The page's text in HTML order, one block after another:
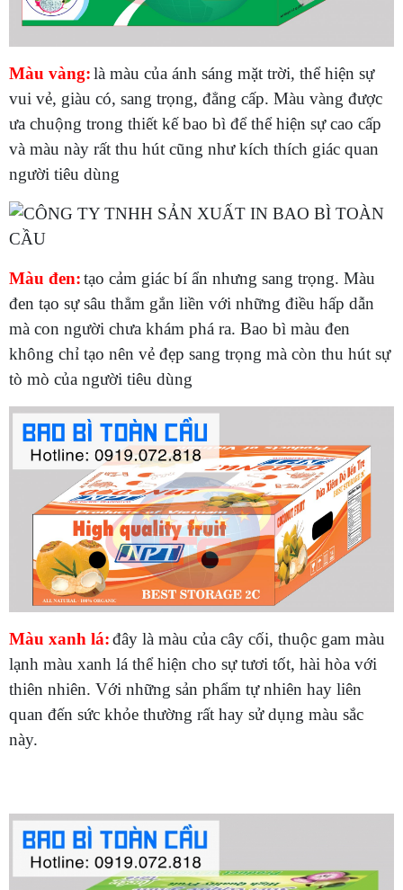
Màu vàng:là màu của ánh sáng mặt trời, thể hiện sự
vui vẻ, giàu có, sang trọng, đẳng cấp. Màu vàng được
ưa chuộng trong thiết kế bao bì để thể hiện sự cao cấp
và màu này rất thu hút cũng như kích thích giác quan
người tiêu dùng
Màu đen:tạo cảm giác bí ẩn nhưng sang trọng. Màu
đen tạo sự sâu thẳm gắn liền với những điều hấp dẫn
mà con người chưa khám phá ra. Bao bì màu đen
không chỉ tạo nên vẻ đẹp sang trọng mà còn thu hút sự
tò mò của người tiêu dùng
Màu xanh lá:đây là màu của cây cối, thuộc gam màu
lạnh màu xanh lá thể hiện cho sự tươi tốt, hài hòa với
thiên nhiên. Với những sản phẩm tự nhiên hay liên
quan đến sức khỏe thường rất hay sử dụng màu sắc
này.